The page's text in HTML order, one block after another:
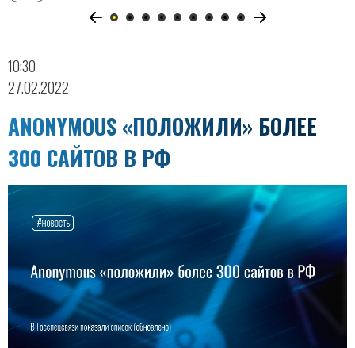
10:30
27.02.2022
ANONYMOUS «ПОЛОЖИЛИ» БОЛЕЕ
300 САЙТОВ В РФ